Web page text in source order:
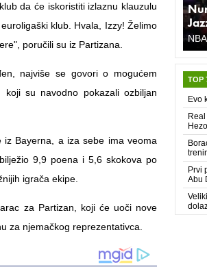
da će iskoristiti izlaznu klauzulu
klub. Hvala, Izzy! Želimo
poručili su iz Partizana.
najviše se govori o mogućem
su navodno pokazali ozbiljan
Bayerna, a iza sebe ima veoma
9,9 poena i 5,6 skokova po
igrača ekipe.
za Partizan, koji će uoči nove
za njemačkog reprezentativca.
NBA
TOP
Evo
Prvi
Abu